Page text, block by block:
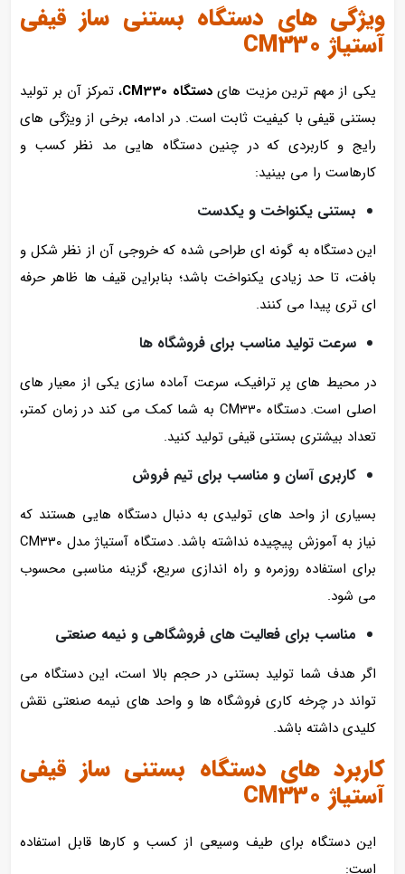
ویژگی‌ های دستگاه بستنی‌ ساز قیفی
آستیاژ CM330
یکی از مهم‌ ترین مزیت‌ هایدستگاه CM330
، تمرکز آن بر تولید
بستنی قیفی با کیفیت ثابت است. در ادامه، برخی از ویژگی‌ های
رایج و کاربردی که در چنین دستگاه‌ هایی مد نظر کسب‌ و
کارهاست را می‌ بینید:
بستنی یکنواخت و یکدست
این دستگاه به گونه‌ ای طراحی شده که خروجی آن از نظر شکل و
بافت، تا حد زیادی یکنواخت باشد؛ بنابراین قیف‌ ها ظاهر حرفه‌
ای‌ تری پیدا می‌ کنند.
سرعت تولید مناسب برای فروشگاه‌ ها
در محیط‌ های پر ترافیک، سرعت آماده‌ سازی یکی از معیار های
اصلی است. دستگاه CM330 به شما کمک می‌ کند در زمان کمتر،
تعداد بیشتری بستنی قیفی تولید کنید.
کاربری آسان و مناسب برای تیم فروش
بسیاری از واحد های تولیدی به دنبال دستگاه‌ هایی هستند که
نیاز به آموزش پیچیده نداشته باشد. دستگاه آستیاژ مدل CM330
برای استفاده روزمره و راه‌ اندازی سریع، گزینه مناسبی محسوب
می شود.
مناسب برای فعالیت‌ های فروشگاهی و نیمه‌ صنعتی
اگر هدف شما تولید بستنی در حجم بالا است، این دستگاه می‌
تواند در چرخه کاری فروشگاه‌ ها و واحد های نیمه‌ صنعتی نقش
کلیدی داشته باشد.
کاربرد های دستگاه بستنی‌ ساز قیفی
آستیاژ CM330
این دستگاه برای طیف وسیعی از کسب‌ و کارها قابل استفاده